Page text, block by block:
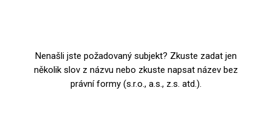
Nenašli jste požadovaný subjekt? Zkuste zadat jen
několik slov z názvu nebo zkuste napsat název bez
právní formy (s.r.o., a.s., z.s. atd.).